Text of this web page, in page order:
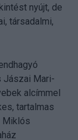
nyújt, de
társadalmi,
Jászai Mari-
alcímmel
tartalmas
Miklós